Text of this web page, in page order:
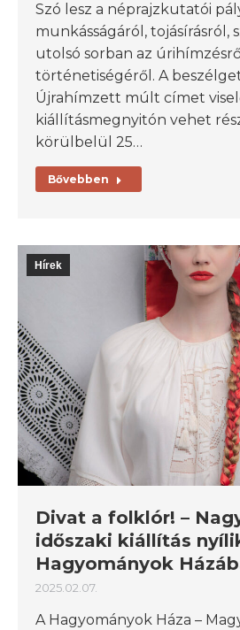
Szó lesz a néprajzkutatói
munkásságáról, tojásírásról,
utolsó sorban az
történetiségéről. A
Újrahímzett múlt címet
kiállításmegnyitón vehet
körülbelül 25…
Bővebben
Hírek
Divat a folklór! –
időszaki kiállítás
Hagyományok
2025.02.07.
A Hagyományok Háza –